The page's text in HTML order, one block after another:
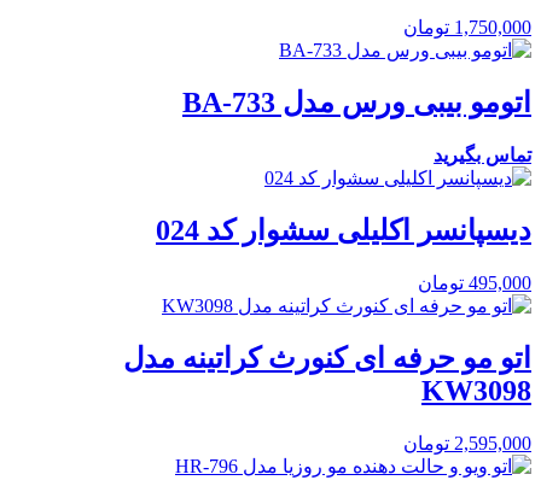
1,750,000 تومان
اتومو بیبی ورس مدل BA-733
تماس بگیرید
دیسپانسر اکلیلی سشوار کد 024
495,000 تومان
اتو مو حرفه ای کنورث کراتینه مدل
KW3098
2,595,000 تومان